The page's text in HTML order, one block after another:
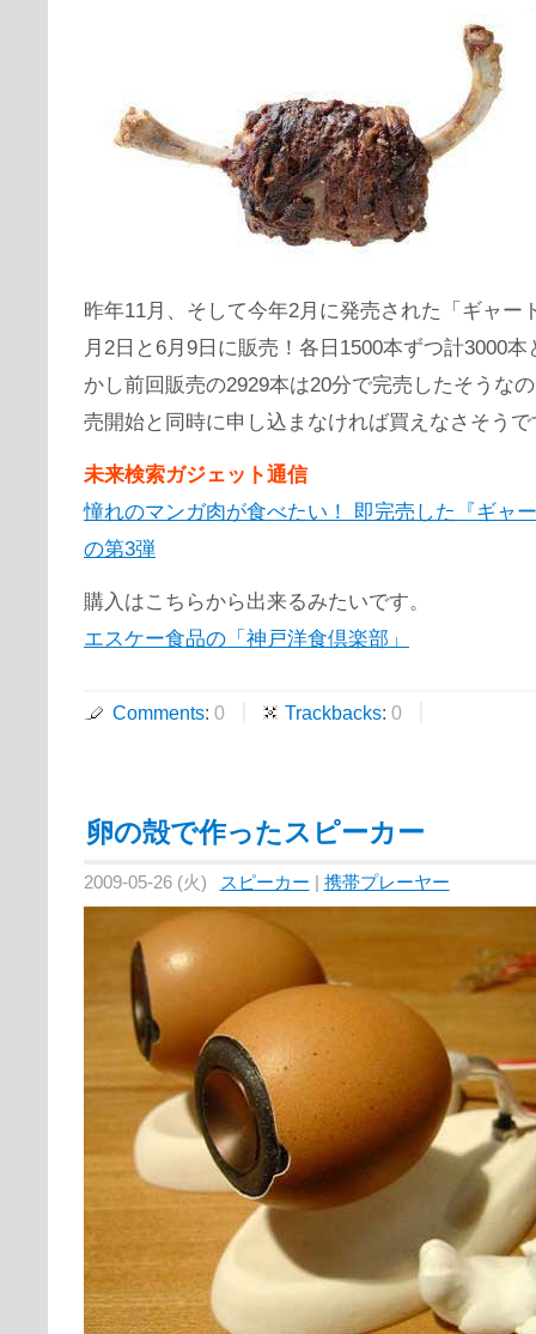
昨年11月、そして今年2月に発売された「ギャー
月2日と6月9日に販売！各日1500本ずつ計3000
かし前回販売の2929本は20分で完売したそうな
売開始と同時に申し込まなければ買えなさそうで
未来検索ガジェット通信
憧れのマンガ肉が食べたい！ 即完売した『ギャ
の第3弾
購入はこちらから出来るみたいです。
エスケー食品の「神戸洋食倶楽部」
Comments: 0 Trackbacks: 0
卵の殻で作ったスピーカー
2009-05-26 (火) スピーカー 携帯プレーヤー